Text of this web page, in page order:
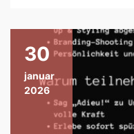
30
januar
2026